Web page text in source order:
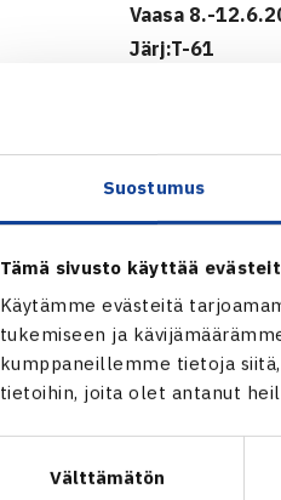
Suostumus
Tämä sivusto käyttää
Käytämme evästeitä
tukemiseen ja
kumppaneillemme tietoja
tietoihin, joita olet antanut
Välttämätön
Vaasa 8.-
Järj:T-61
Välierät: Miia
Hietaniemi
Tytöt 12v
Nelinpeli
Välierät:
62, Catharina
Nelinpeli